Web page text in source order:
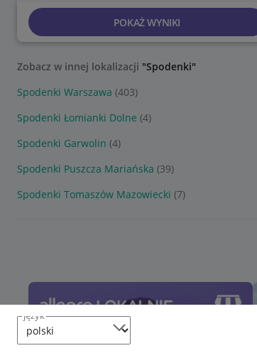
język
POKAŻ WYNIKI
Zobacz w innej lokalizacji "Spodenki"
Spodenki Warszawa (403)
Spodenki Łomianki Dolne (4)
Spodenki Garwolin (4)
Spodenki Puszcza Mariańska (39)
Spodenki Tomaszów Mazowiecki (7)